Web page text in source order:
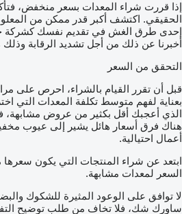
إذا قررت شراء المعدات بسعر منخفض،
الحقيقي. اكتشف أكبر قدر ممكن من
إحدى طرق الغش في تقديم نفسك كشركة
أخبرنا عن ذلك من أجل تشديد الرقابة
التحقق من السعر
قبل أن تقرر القيام بالشراء، احرص على
بعناية لفهم متوسط تكلفة المعدات التي
الذي أعجبك أقل بكثير من عروض مشابهة،
هناك فرق أسعار هائل يشير إلى عيوب
أعمال احتيالية.
ابتعد عن شراء المنتجات التي يكون
السعر لمعدات مشابهة.
لا توافق على الوعود المثيرة للشكوك
ساورك شك، فلا تخاف من طلب توضيح